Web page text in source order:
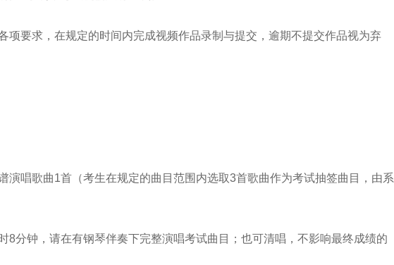
要求，在规定的时间内完成视频作品录制与提交，逾期不提交作品视为弃
唱歌曲1首（考生在规定的曲目范围内选取3首歌曲作为考试抽签曲目，由系
钟，请在有钢琴伴奏下完整演唱考试曲目；也可清唱，不影响最终成绩的